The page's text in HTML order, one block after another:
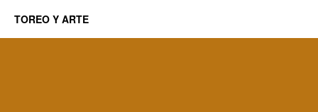
TOREO Y ARTE